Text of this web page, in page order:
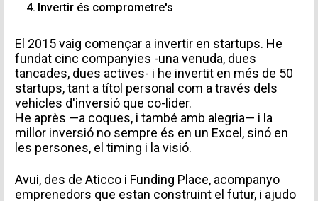
Invertir és comprometre's
El 2015 vaig començar a invertir en startups. He
fundat cinc companyies -una venuda, dues
tancades, dues actives- i he invertit en més de 50
startups, tant a títol personal com a través dels
vehicles d'inversió que co-lider.
He après —a coques, i també amb alegria— i la
millor inversió no sempre és en un Excel, sinó en
les persones, el timing i la visió.
Avui, des de Aticco i Funding Place, acompanyo
emprenedors que estan construint el futur, i ajudo